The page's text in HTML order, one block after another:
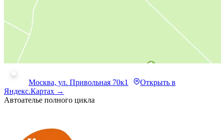
Москва, ул. Привольная 70к1
Открыть в
Яндекс.Картах →
Автоателье полного цикла